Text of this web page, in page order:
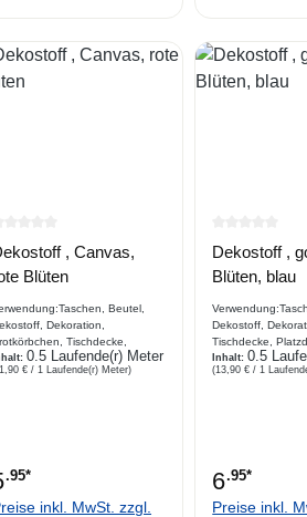
0 von 5 SternenBewertung von 0 von 5
, Canvas,
Blüten
Beutel,
Dekoration,
Tischdecke,
Vorhang, Stuhl,
0.5 Laufende(r) Meter
€ / 1 Laufende(r) Meter)
.95*
inkl. MwSt. zzgl.
Dekostoff ,
Blüten, blau
Dekostoff,
Tischdecke,
Stuhl,
Inhalt:0.5
(13,90 € / 1
6.95*
Preise inkl.